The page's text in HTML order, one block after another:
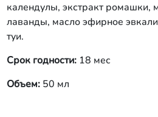
календулы, экстракт ромашки,
лаванды, масло эфирное
туи.
Срок годности:18 мес
Объем: 50 мл